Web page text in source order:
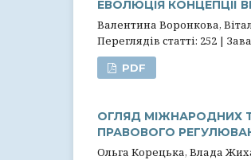
ЕВОЛЮЦІЯ КОНЦЕПЦІЇ
Валентина Воронкова,
Переглядів статті: 252 |
PDF
ОГЛЯД МІЖНАРОДНИХ
ПРАВОВОГО
Ольга Корецька, Влада